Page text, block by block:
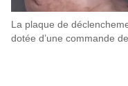
La plaque de
dotée d’une commande